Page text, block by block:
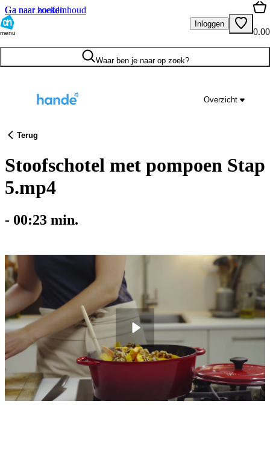
Ga naar hoofdinhoud
Ga naar zoeken
menu
Inloggen
0.00
Waar ben je naar op zoek?
Overzicht
Terug
Stoofschotel met pompoen Stap
5.mp4
- 00:23 min.